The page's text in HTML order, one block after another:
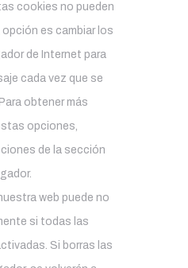
cookies no pueden
es cambiar los
de Internet para
cada vez que se
obtener más
opciones,
de la sección
web puede no
si todas las
Si borras las